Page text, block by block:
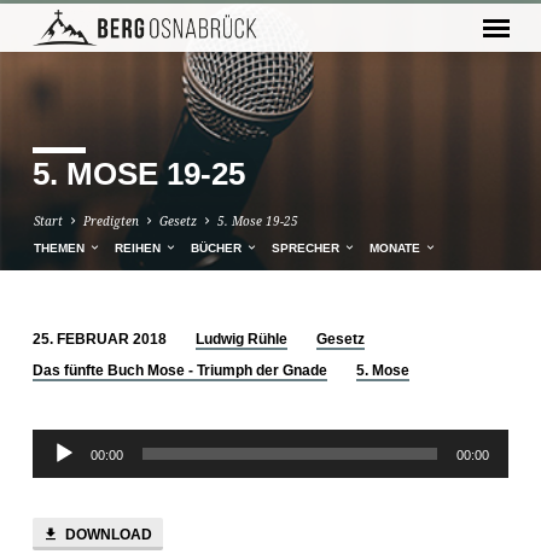
5. MOSE 19-25
Start Predigten Gesetz 5. Mose 19-25
THEMEN REIHEN BÜCHER SPRECHER MONATE
5.
19-
25
25. FEBRUAR 2018 Ludwig Rühle
Gesetz
Das fünfte Buch Mose - Triumph der Gnade
5. Mose
Audio-
Player
00:00 00:00
DOWNLOAD